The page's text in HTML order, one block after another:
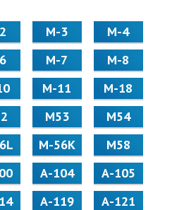
М-3
М-4
М-7
М-8
М-11
М-18
М53
М54
M-56K
М58
А-104
А-105
А-119
А-121